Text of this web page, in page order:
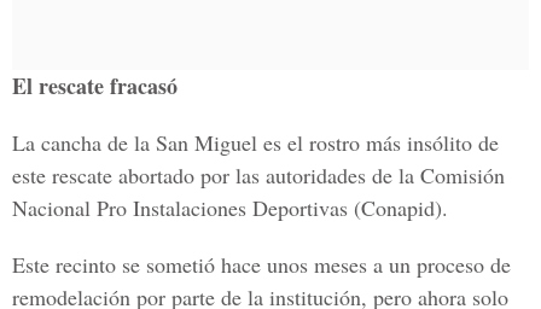
El rescate fracasó
La cancha de la San Miguel es el rostro más insólito de
este rescate abortado por las autoridades de la Comisión
Nacional Pro Instalaciones Deportivas (Conapid).
Este recinto se sometió hace unos meses a un proceso de
remodelación por parte de la institución, pero ahora solo